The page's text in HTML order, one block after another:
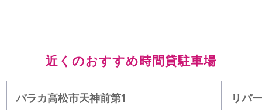
近くのおすすめ時間貸駐車場
パラカ高松市天神前第1 リパ